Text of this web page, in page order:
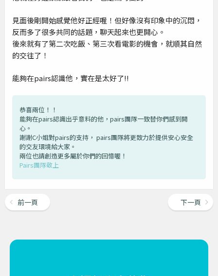
見面後剛開始感覺他好正經喔！但好像沒有印象中的沉悶，
反而多了很多共同的話題，聊天起來也更開心。
後來就有了第二次吃飯、第三次看電影的機會，就順其自然
的交往了！
能夠在pairs認識他，實在是太好了!!
恭喜兩位！！
能夠在pairs認識出乎意料的他，pairs團隊一致替你們感到開
心。
謝謝C小姐對pairs的支持， pairs團隊將更致力於提供安心安全
的交友環境給大家。
兩位也請創造更多屬於你們的回憶喔！
Pairs團隊敬上
前一頁 下一頁